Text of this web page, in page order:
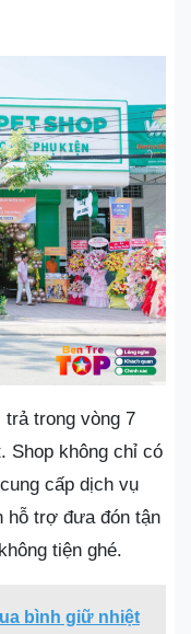
trong vòng 7
Shop không chỉ có
cấp dịch vụ
hỗ trợ đưa đón tận
tiện ghé.
bình giữ nhiệt